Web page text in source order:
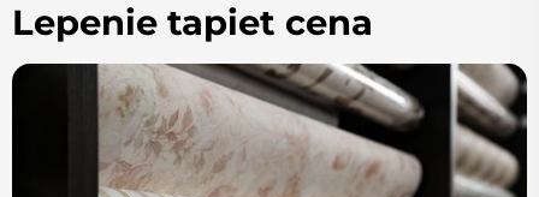
Lepenie tapiet cena